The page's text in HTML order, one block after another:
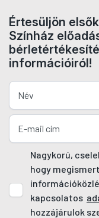
Értesüljön
Színház
információiról!
Nagykorú,
hogy
kapcsolatos
hozzájárulok